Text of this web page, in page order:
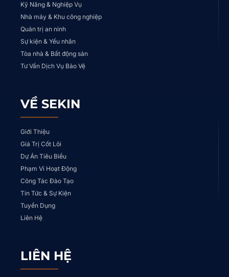
Kỹ Năng & Nghiệp Vụ
Nhà máy & Khu công nghiệp
Quản trị an ninh
Sự kiện & Yếu nhân
Tòa nhà & Bất động sản
Tư Vấn Dịch Vụ Bảo Vệ
VỀ SEKIN
Giới Thiệu
Giá Trị Cốt Lõi
Dự Án Tiêu Biểu
Phạm Vi Hoạt Động
Công Tác Đào Tạo
Tin Tức & Sự Kiện
Tuyển Dụng
Liên Hệ
LIÊN HỆ